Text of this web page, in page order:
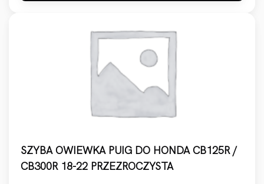
SZYBA OWIEWKA PUIG DO HONDA CB125R /
CB300R 18-22 PRZEZROCZYSTA